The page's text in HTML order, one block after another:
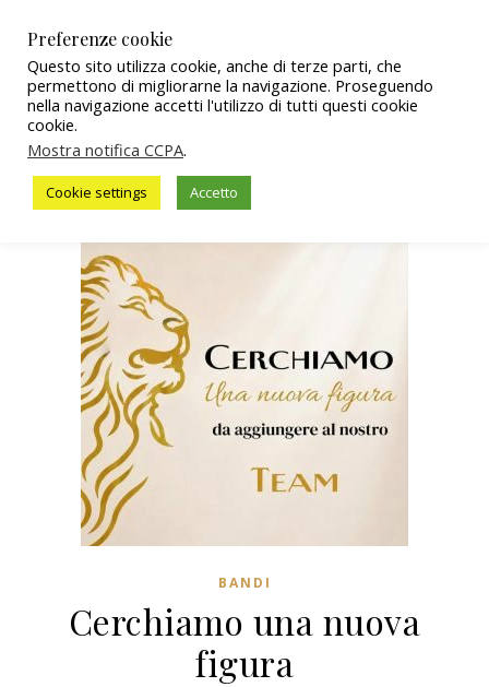
BANDI
Cerchiamo una nuova
figura
Preferenze cookie
Questo sito utilizza cookie, anche di terze parti, che
permettono di migliorarne la navigazione. Proseguendo
nella navigazione accetti l'utilizzo di tutti questi cookie
cookie.
Mostra notifica CCPA.
Cookie settings Accetto